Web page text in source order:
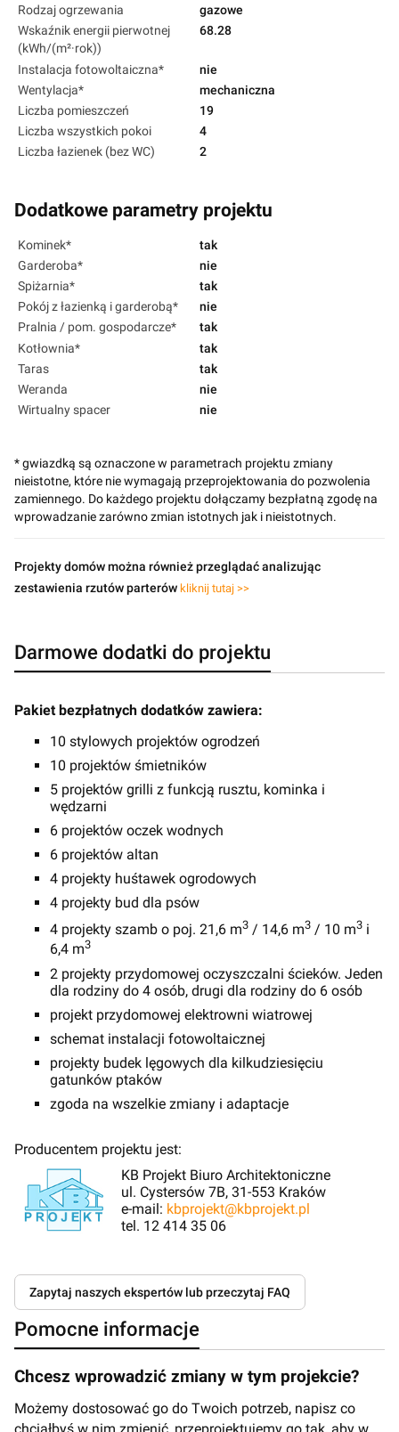
Rodzaj ogrzewania
gazowe
Wskaźnik energii pierwotnej
(kWh/(m²·rok))
68.28
Instalacja fotowoltaiczna*
nie
Wentylacja*
mechaniczna
Liczba pomieszczeń
19
Liczba wszystkich pokoi
4
Liczba łazienek (bez WC)
2
Dodatkowe parametry projektu
Kominek*
tak
Garderoba*
nie
Spiżarnia*
tak
Pokój z łazienką i garderobą*
nie
Pralnia / pom. gospodarcze*
tak
Kotłownia*
tak
Taras
tak
Weranda
nie
Wirtualny spacer
nie
* gwiazdką są oznaczone w parametrach projektu zmiany
nieistotne, które nie wymagają przeprojektowania do pozwolenia
zamiennego. Do każdego projektu dołączamy bezpłatną zgodę na
wprowadzanie zarówno zmian istotnych jak i nieistotnych.
Projekty domów można również przeglądać analizując
zestawienia rzutów parterów kliknij tutaj >>
Darmowe dodatki do projektu
Pakiet bezpłatnych dodatków zawiera:
10 stylowych projektów ogrodzeń
10 projektów śmietników
5 projektów grilli z funkcją rusztu, kominka i
wędzarni
6 projektów oczek wodnych
6 projektów altan
4 projekty huśtawek ogrodowych
4 projekty bud dla psów
4 projekty szamb o poj. 21,6 m3 / 14,6 m3 / 10 m3 i
6,4 m3
2 projekty przydomowej oczyszczalni ścieków. Jeden
dla rodziny do 4 osób, drugi dla rodziny do 6 osób
projekt przydomowej elektrowni wiatrowej
schemat instalacji fotowoltaicznej
projekty budek lęgowych dla kilkudziesięciu
gatunków ptaków
zgoda na wszelkie zmiany i adaptacje
Producentem projektu jest:
KB Projekt Biuro Architektoniczne
ul. Cystersów 7B, 31-553 Kraków
e-mail: kbprojekt@kbprojekt.pl
tel. 12 414 35 06
Zapytaj naszych ekspertów lub przeczytaj FAQ
Pomocne informacje
Chcesz wprowadzić zmiany w tym projekcie?
Możemy dostosować go do Twoich potrzeb, napisz co